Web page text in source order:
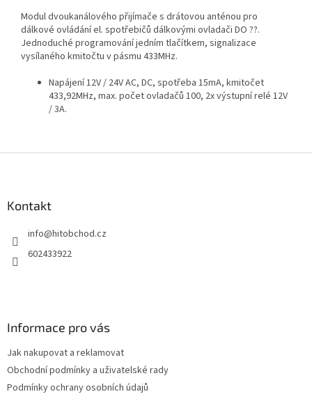
Modul dvoukanálového přijímače s drátovou anténou pro
dálkové ovládání el. spotřebičů dálkovými ovladači DO ??.
Jednoduché programování jedním tlačítkem, signalizace
vysílaného kmitočtu v pásmu 433MHz.
Napájení 12V / 24V AC, DC, spotřeba 15mA, kmitočet
433,92MHz, max. počet ovladačů 100, 2x výstupní relé 12V
/ 3A.
Kontakt
info@hitobchod.cz
602433922
Informace pro vás
Jak nakupovat a reklamovat
Obchodní podmínky a uživatelské rady
Podmínky ochrany osobních údajů